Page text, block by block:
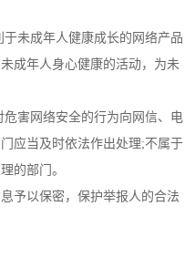
未成年人健康成长的网络产品
成年人身心健康的活动，为未
害网络安全的行为向网信、电
应当及时依法作出处理;不属于
的部门。
以保密，保护举报人的合法